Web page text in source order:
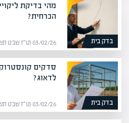
בדק בית
מהי בדיקת
הכרחית?
03/02/26 (ט״ז שבט תשפ״ו) | מערכת אפיק
בדק בית
סדקים
לדאוג?
03/02/26 (ט״ז שבט תשפ״ו) | מערכת אפיק